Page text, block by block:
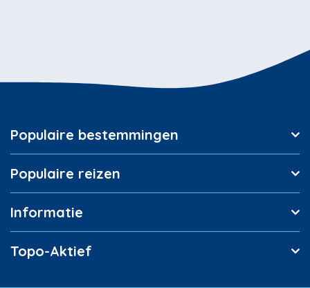
Populaire bestemmingen
Populaire reizen
Informatie
Topo-Aktief